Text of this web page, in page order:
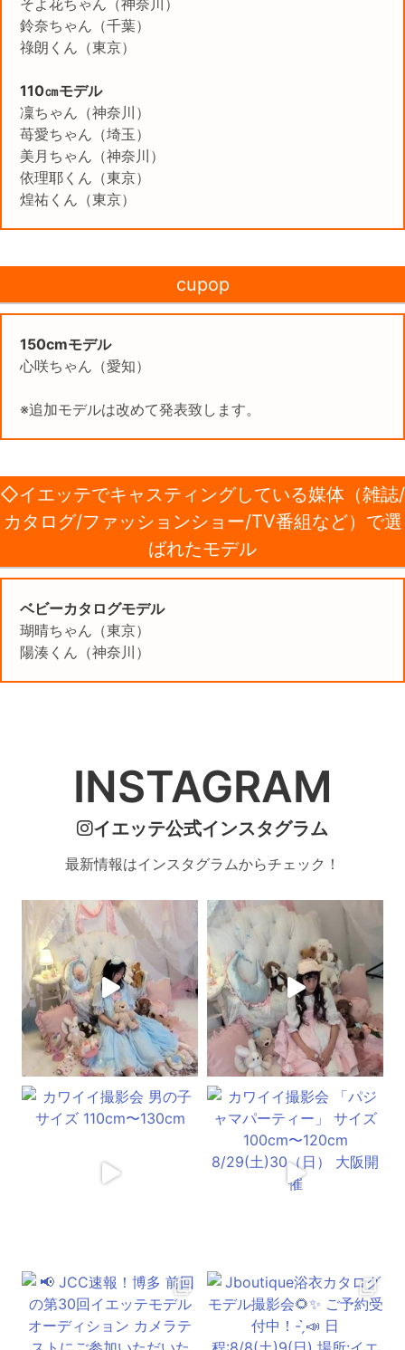
鈴奈ちゃん（千葉）
祿朗くん（東京）
110㎝モデル
凜ちゃん（神奈川）
苺愛ちゃん（埼玉）
美月ちゃん（神奈川）
依理耶くん（東京）
煌祐くん（東京）
cupop
150cmモデル
心咲ちゃん（愛知）
※追加モデルは改めて発表致します。
◇イエッテでキャスティングしている媒体（雑誌/
カタログ/ファッションショー/TV番組など）で選
ばれたモデル
ベビーカタログモデル
瑚晴ちゃん（東京）
陽湊くん（神奈川）
INSTAGRAM
イエッテ公式インスタグラム
最新情報はインスタグラムからチェック！